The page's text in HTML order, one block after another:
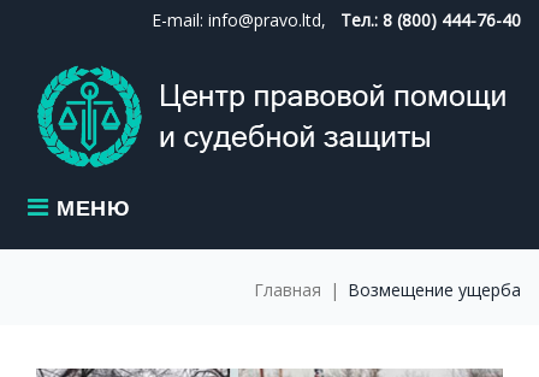
content
E-mail: info@pravo.ltd, Тел.: 8 (800) 444-76-40
МЕНЮ
Главная | Возмещение ущерба